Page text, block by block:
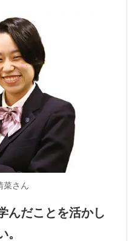
菜さん
んだことを活かし
。